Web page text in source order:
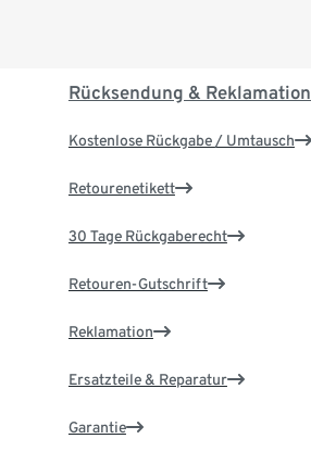
Rücksendung & Reklamation
Kostenlose Rückgabe / Umtausch
Retourenetikett
30 Tage Rückgaberecht
Retouren-Gutschrift
Reklamation
Ersatzteile & Reparatur
Garantie